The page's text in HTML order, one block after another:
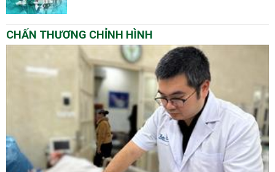
CHẤN THƯƠNG CHỈNH HÌNH